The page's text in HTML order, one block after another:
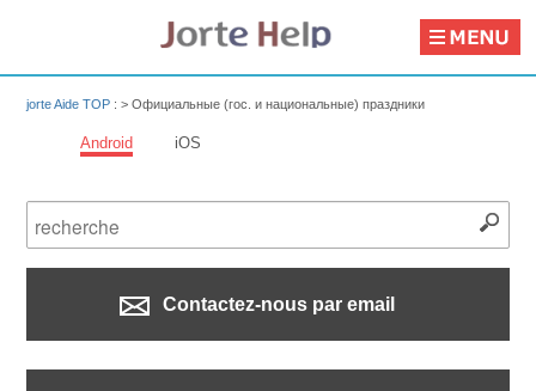
jorte Aide TOP : >Официальные (гос. и национальные) праздники
Android iOS
Contactez-nous par email